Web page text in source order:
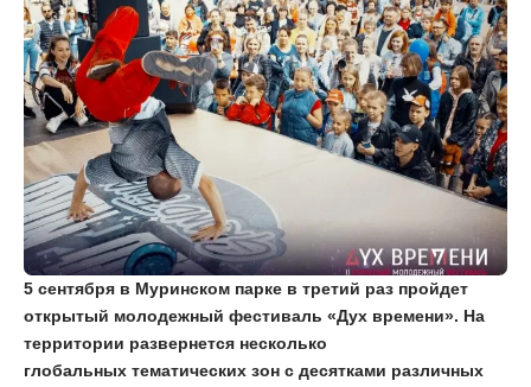
5 сентября в Муринском парке в третий раз пройдет
открытый молодежный фестиваль «Дух времени». На
территории развернется несколько
глобальных тематических зон с десятками различных